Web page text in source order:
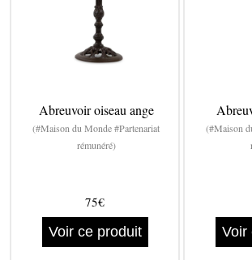
Abreuvoir oiseau ange
(#Maison du Monde #Partenariat
rémunéré)
75€
Voir ce produit
(#Maison
Voir